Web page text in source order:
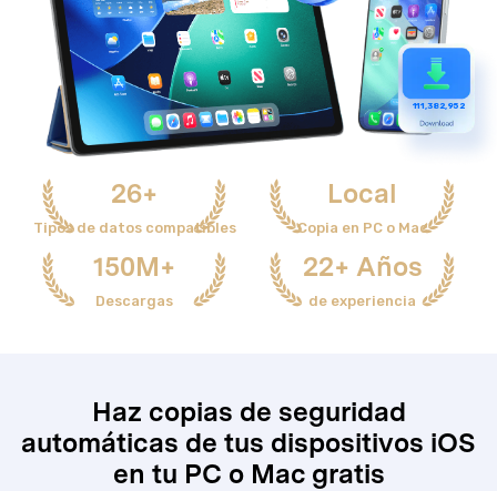
111,382,952
26+
Tipos de datos compatibles
Local
Copia en PC o Mac
150M+
Descargas
22+ Años
de experiencia
Haz copias de seguridad
automáticas de tus dispositivos iOS
en tu PC o Mac gratis